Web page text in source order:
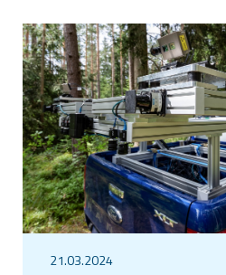
21.03.2024